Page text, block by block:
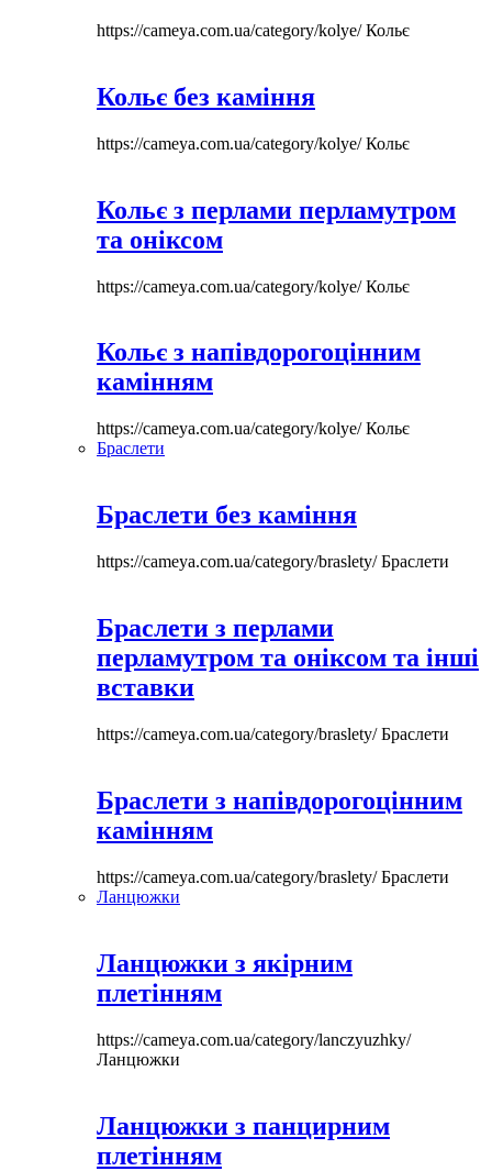
https://cameya.com.ua/category/kolye/Кольє
Кольє без каміння
https://cameya.com.ua/category/kolye/Кольє
Кольє з перлами перламутром
та оніксом
https://cameya.com.ua/category/kolye/Кольє
Кольє з напівдорогоцінним
камінням
https://cameya.com.ua/category/kolye/Кольє
Браслети
Браслети без каміння
https://cameya.com.ua/category/braslety/Браслети
Браслети з перлами
перламутром та оніксом та інші
вставки
https://cameya.com.ua/category/braslety/Браслети
Браслети з напівдорогоцінним
камінням
https://cameya.com.ua/category/braslety/Браслети
Ланцюжки
Ланцюжки з якірним
плетінням
https://cameya.com.ua/category/lanczyuzhky/
Ланцюжки
Ланцюжки з панцирним
плетінням